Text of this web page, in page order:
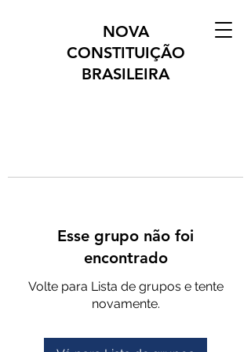
NOVA
CONSTITUIÇÃO
BRASILEIRA
Esse grupo não foi
encontrado
Volte para Lista de grupos e tente
novamente.